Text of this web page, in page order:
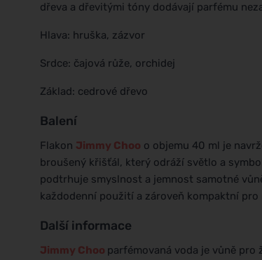
dřeva a dřevitými tóny dodávají parfému
Hlava: hruška, zázvor
Srdce: čajová růže, orchidej
Základ: cedrové dřevo
Balení
Flakon Jimmy Choo o objemu 40 ml je
broušený křišťál, který odráží světlo a
podtrhuje smyslnost a jemnost samotné
každodenní použití a zároveň kompaktní
Další informace
Jimmy Choo parfémovaná voda je vůně